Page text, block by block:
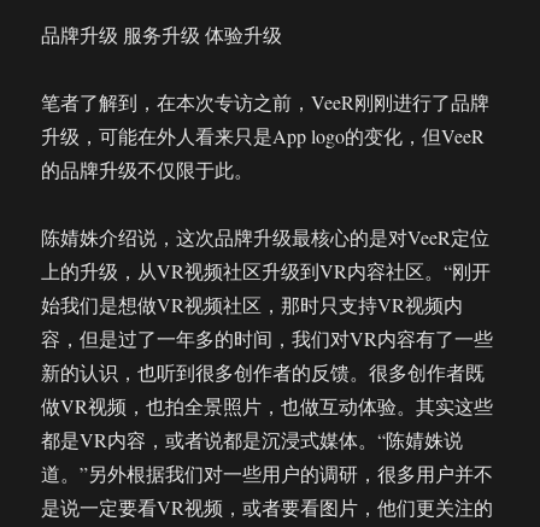
品牌升级 服务升级 体验升级
笔者了解到，在本次专访之前，VeeR刚刚进行了品牌
升级，可能在外人看来只是App logo的变化，但VeeR
的品牌升级不仅限于此。
陈婧姝介绍说，这次品牌升级最核心的是对VeeR定位
上的升级，从VR视频社区升级到VR内容社区。“刚开
始我们是想做VR视频社区，那时只支持VR视频内
容，但是过了一年多的时间，我们对VR内容有了一些
新的认识，也听到很多创作者的反馈。很多创作者既
做VR视频，也拍全景照片，也做互动体验。其实这些
都是VR内容，或者说都是沉浸式媒体。“陈婧姝说
道。”另外根据我们对一些用户的调研，很多用户并不
是说一定要看VR视频，或者要看图片，他们更关注的